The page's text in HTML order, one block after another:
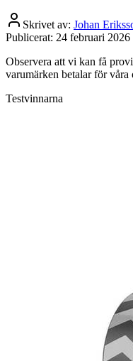
Skrivet av: Johan
Publicerat: 24 februari 2026
Observera att vi kan få
varumärken betalar för våra
Testvinnarna